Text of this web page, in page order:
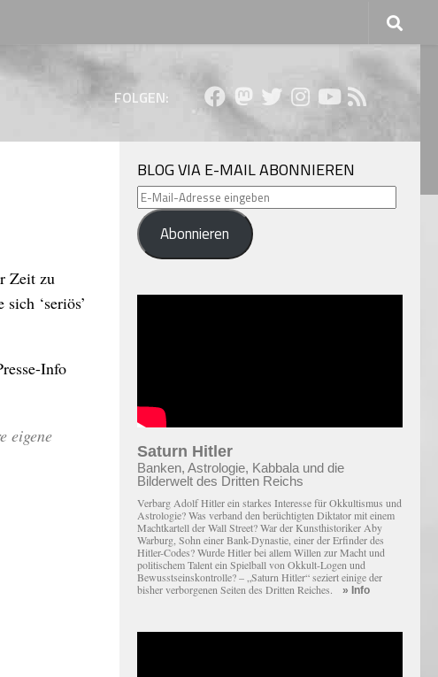
FOLGEN:
Zeit zu
‘seriös’
Info
eigene
BLOG VIA E-MAIL ABONNIEREN
E-
Mail-
Adresse
eingeben
Abonnieren
Saturn Hitler
Banken, Astrologie, Kabbala und die
Bilderwelt des Dritten Reichs
Verbarg Adolf Hitler ein starkes Interesse für Okkultismus und
Astrologie? Was verband den berüchtigten Diktator mit einem
Macht­kartell der Wall Street? War der Kunsthistoriker Aby
Warburg, Sohn einer Bank-Dynastie, einer der Erfinder des
Hitler-Codes? Wurde Hitler bei allem Willen zur Macht und
politischem Talent ein Spielball von Okkult-Logen und
Bewusstseinskontrolle? – „Saturn Hitler“ seziert einige der
bisher verborgenen Seiten des Dritten Reiches. » Info